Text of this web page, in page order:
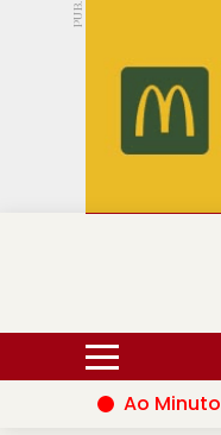
PUB.
Hoje 18ºC
Ao Minuto
do mundo da moda